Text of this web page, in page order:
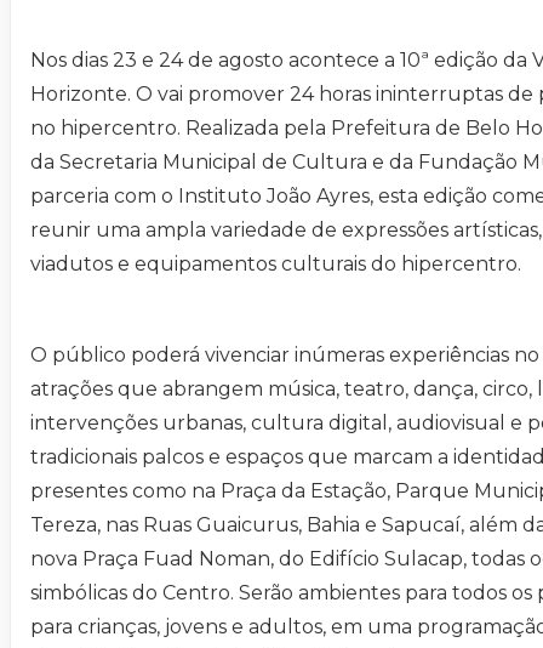
Nos dias 23 e 24 de agosto acontece a 10ª edição
Horizonte. O vai promover 24 horas ininterruptas
no hipercentro. Realizada pela Prefeitura de Belo
da Secretaria Municipal de Cultura e da Fundação
parceria com o Instituto João Ayres, esta edição
reunir uma ampla variedade de expressões
viadutos e equipamentos culturais do hipercentro.
O público poderá vivenciar inúmeras experiências
atrações que abrangem música, teatro, dança, circo,
intervenções urbanas, cultura digital, audiovisual e
tradicionais palcos e espaços que marcam a
presentes como na Praça da Estação, Parque
Tereza, nas Ruas Guaicurus, Bahia e Sapucaí, além
nova Praça Fuad Noman, do Edifício Sulacap, todas
simbólicas do Centro. Serão ambientes para todos
para crianças, jovens e adultos, em uma